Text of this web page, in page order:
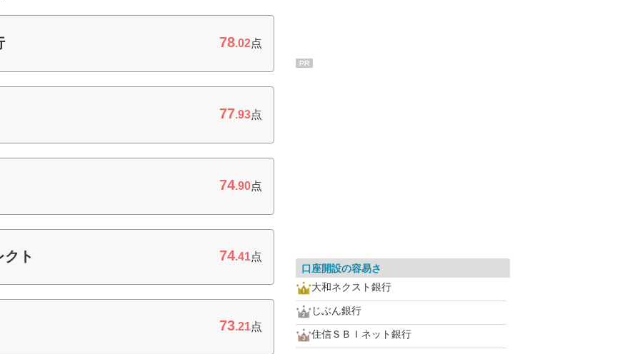
78.02点
77.93点
74.90点
ト 74.41点
73.21点
PR
口座開設の容易さ
大和ネクスト銀行
じぶん銀行
住信ＳＢＩネット銀行